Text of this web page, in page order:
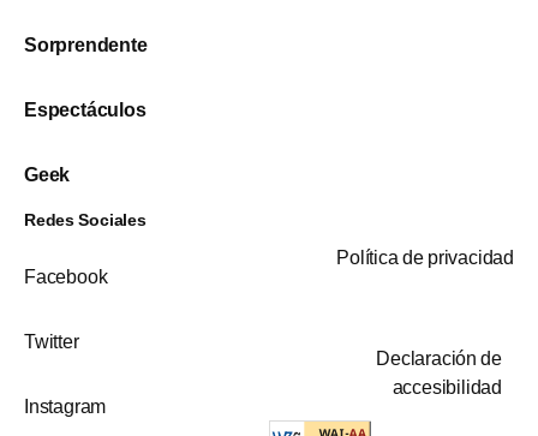
Sorprendente
Espectáculos
Geek
Redes Sociales
Facebook
Twitter
Instagram
Política de privacidad
Declaración de
accesibilidad